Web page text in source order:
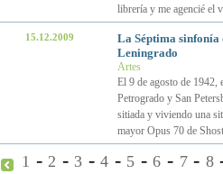
librería y me agencié el
15.12.2009
La Séptima sinfonía
Leningrado
Artes
El 9 de agosto de 1942,
Petrogrado y San
sitiada y viviendo una
mayor Opus 70 de
1 -2 - 3 -4 - 5 -6 - 7- 8